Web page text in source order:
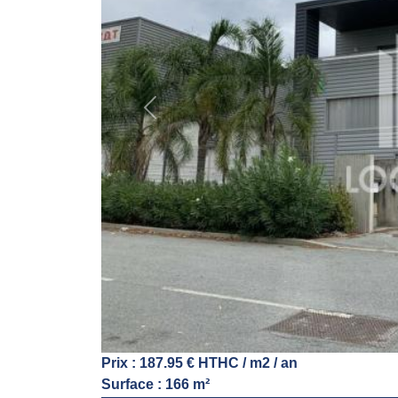
Previous
Prix : 187.95 € HTHC / m2 / an
Surface : 166 m²